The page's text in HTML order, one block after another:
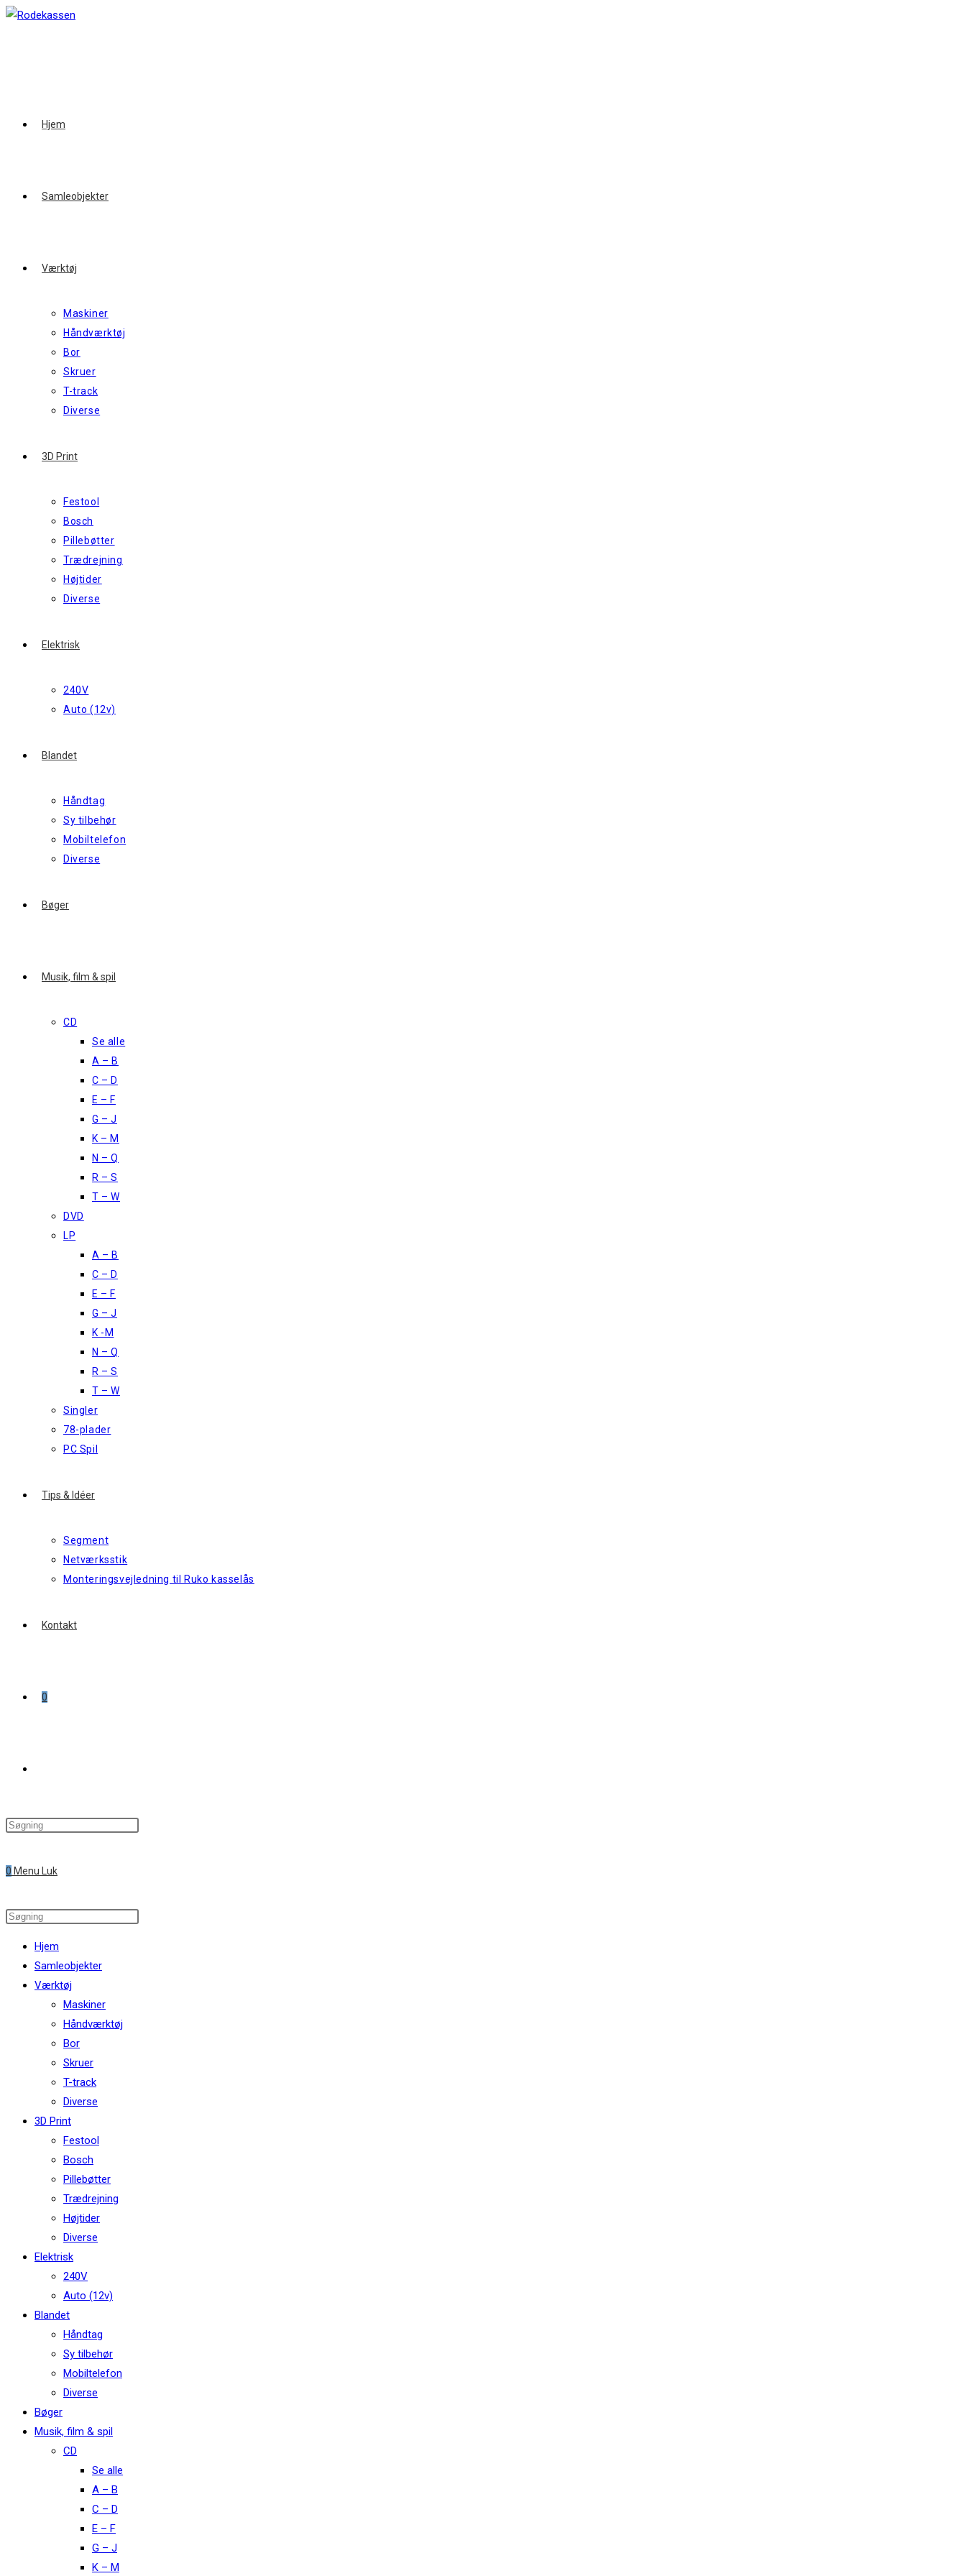
Hjem
Samleobjekter
Værktøj
Maskiner
Håndværktøj
Bor
Skruer
T-track
Diverse
3D Print
Festool
Bosch
Pillebøtter
Trædrejning
Højtider
Diverse
Elektrisk
240V
Auto (12v)
Blandet
Håndtag
Sy tilbehør
Mobiltelefon
Diverse
Bøger
Musik, film & spil
CD
Se alle
A – B
C – D
E – F
G – J
K – M
N – Q
R – S
T – W
DVD
LP
A – B
C – D
E – F
G – J
K -M
N – Q
R – S
T – W
Singler
78-plader
PC Spil
Tips & Idéer
Segment
Netværksstik
Monteringsvejledning til Ruko kasselås
Kontakt
0
0 Menu Luk
Hjem
Samleobjekter
Værktøj
Maskiner
Håndværktøj
Bor
Skruer
T-track
Diverse
3D Print
Festool
Bosch
Pillebøtter
Trædrejning
Højtider
Diverse
Elektrisk
240V
Auto (12v)
Blandet
Håndtag
Sy tilbehør
Mobiltelefon
Diverse
Bøger
Musik, film & spil
CD
Se alle
A – B
C – D
E – F
G – J
K – M